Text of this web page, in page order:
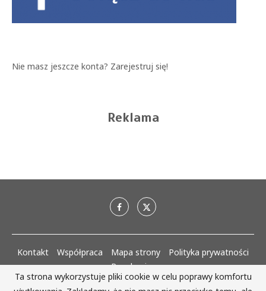
Nie masz jeszcze konta? Zarejestruj się!
Reklama
Kontakt Współpraca Mapa strony
Polityka prywatności
Regulaminy
Ta strona wykorzystuje pliki cookie w celu poprawy komfortu